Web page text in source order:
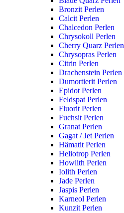
Bronzit Perlen
Calcit Perlen
Chalcedon Perlen
Chrysokoll Perlen
Cherry Quarz Perlen
Chrysopras Perlen
Citrin Perlen
Drachenstein Perlen
Dumortierit Perlen
Epidot Perlen
Feldspat Perlen
Fluorit Perlen
Fuchsit Perlen
Granat Perlen
Gagat / Jet Perlen
Hämatit Perlen
Heliotrop Perlen
Howlith Perlen
Iolith Perlen
Jade Perlen
Jaspis Perlen
Karneol Perlen
Kunzit Perlen